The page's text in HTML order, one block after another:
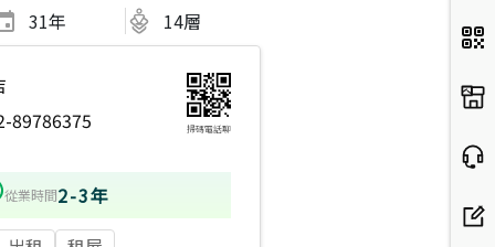
31年 14層
89786375
掃碼電話聊
從業時間2-3年